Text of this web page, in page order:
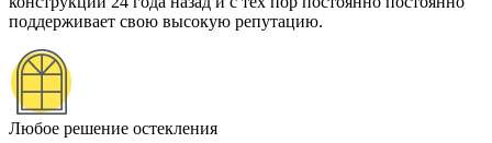
поддерживает свою высокую репутацию.
Любое решение остекления